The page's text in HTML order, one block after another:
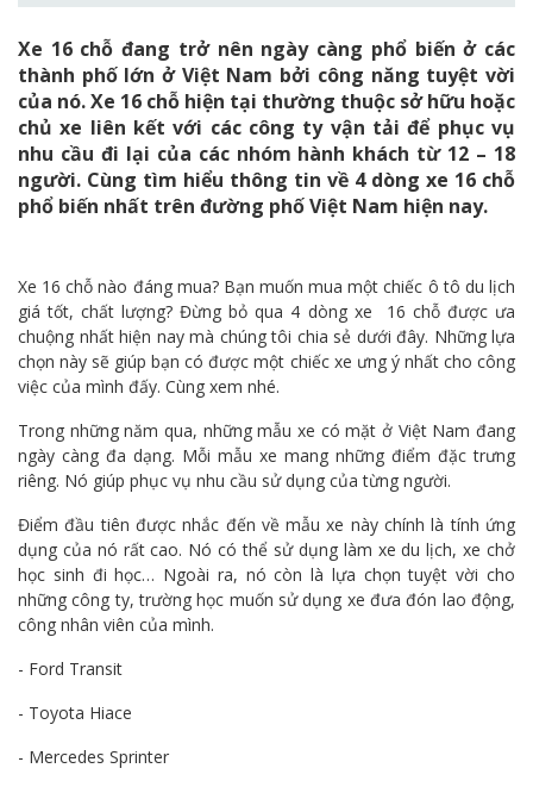
Xe 16 chỗ đang trở nên ngày càng phổ biến ở các
thành phố lớn ở Việt Nam bởi công năng tuyệt vời
của nó. Xe 16 chỗ hiện tại thường thuộc sở hữu hoặc
chủ xe liên kết với các công ty vận tải để phục vụ
nhu cầu đi lại của các nhóm hành khách từ 12 – 18
người. Cùng tìm hiểu thông tin về 4 dòng xe 16 chỗ
phổ biến nhất trên đường phố Việt Nam hiện nay.
Xe 16 chỗ nào đáng mua? Bạn muốn mua một chiếc ô tô du lịch
giá tốt, chất lượng? Đừng bỏ qua 4 dòng xe 16 chỗ được ưa
chuộng nhất hiện nay mà chúng tôi chia sẻ dưới đây. Những lựa
chọn này sẽ giúp bạn có được một chiếc xe ưng ý nhất cho công
việc của mình đấy. Cùng xem nhé.
Trong những năm qua, những mẫu xe có mặt ở Việt Nam đang
ngày càng đa dạng. Mỗi mẫu xe mang những điểm đặc trưng
riêng. Nó giúp phục vụ nhu cầu sử dụng của từng người.
Điểm đầu tiên được nhắc đến về mẫu xe này chính là tính ứng
dụng của nó rất cao. Nó có thể sử dụng làm xe du lịch, xe chở
học sinh đi học… Ngoài ra, nó còn là lựa chọn tuyệt vời cho
những công ty, trường học muốn sử dụng xe đưa đón lao động,
công nhân viên của mình.
- Ford Transit
- Toyota Hiace
- Mercedes Sprinter